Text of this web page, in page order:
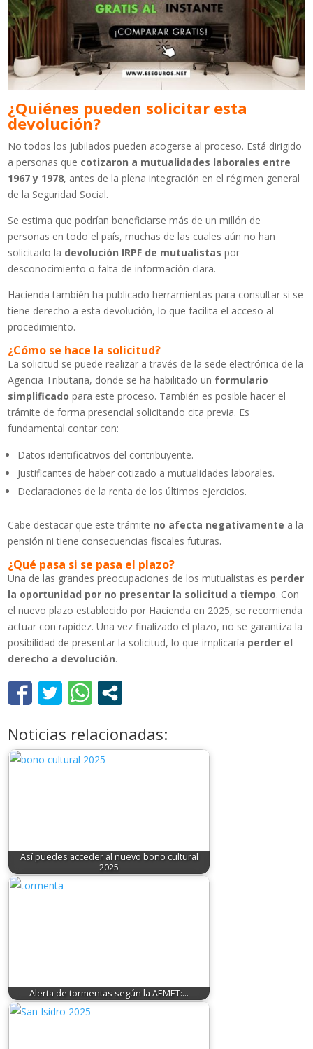
¿Quiénes pueden solicitar esta
devolución?
No todos los jubilados pueden acogerse al proceso. Está dirigido
a personas que cotizaron a mutualidades laborales entre
1967 y 1978, antes de la plena integración en el régimen general
de la Seguridad Social.
Se estima que podrían beneficiarse más de un millón de
personas en todo el país, muchas de las cuales aún no han
solicitado la devolución IRPF de mutualistas por
desconocimiento o falta de información clara.
Hacienda también ha publicado herramientas para consultar si se
tiene derecho a esta devolución, lo que facilita el acceso al
procedimiento.
¿Cómo se hace la solicitud?
La solicitud se puede realizar a través de la sede electrónica de la
Agencia Tributaria, donde se ha habilitado un formulario
simplificado para este proceso. También es posible hacer el
trámite de forma presencial solicitando cita previa. Es
fundamental contar con:
Datos identificativos del contribuyente.
Justificantes de haber cotizado a mutualidades laborales.
Declaraciones de la renta de los últimos ejercicios.
Cabe destacar que este trámite no afecta negativamente a la
pensión ni tiene consecuencias fiscales futuras.
¿Qué pasa si se pasa el plazo?
Una de las grandes preocupaciones de los mutualistas es perder
la oportunidad por no presentar la solicitud a tiempo. Con
el nuevo plazo establecido por Hacienda en 2025, se recomienda
actuar con rapidez. Una vez finalizado el plazo, no se garantiza la
posibilidad de presentar la solicitud, lo que implicaría perder el
derecho a devolución.
Noticias relacionadas:
Así puedes acceder al nuevo bono cultural
2025
Alerta de tormentas según la AEMET:…